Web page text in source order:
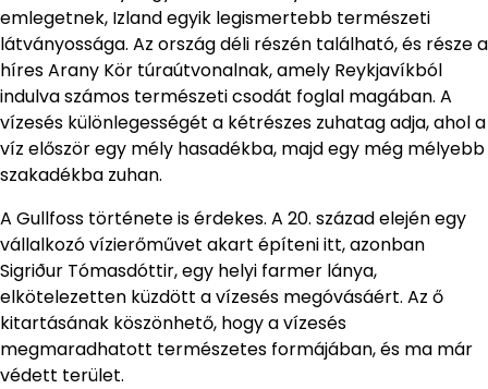
emlegetnek, Izland egyik legismertebb természeti
látványossága. Az ország déli részén található, és része a
híres Arany Kör túraútvonalnak, amely Reykjavíkból
indulva számos természeti csodát foglal magában. A
vízesés különlegességét a kétrészes zuhatag adja, ahol a
víz először egy mély hasadékba, majd egy még mélyebb
szakadékba zuhan.
A Gullfoss története is érdekes. A 20. század elején egy
vállalkozó vízierőművet akart építeni itt, azonban
Sigriður Tómasdóttir, egy helyi farmer lánya,
elkötelezetten küzdött a vízesés megóvásáért. Az ő
kitartásának köszönhető, hogy a vízesés
megmaradhatott természetes formájában, és ma már
védett terület.